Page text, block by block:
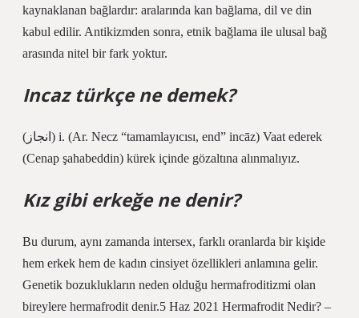
kaynaklanan bağlardır: aralarında kan bağlama, dil ve din
kabul edilir. Antikizmden sonra, etnik bağlama ile ulusal bağ
arasında nitel bir fark yoktur.
Incaz türkçe ne demek?
(ﺍﻧﺠﺎﺯ) i. (Ar. Necz “tamamlayıcısı, end” incāz) Vaat ederek
(Cenap şahabeddin) kürek içinde gözaltına alınmalıyız.
Kız gibi erkeğe ne denir?
Bu durum, aynı zamanda intersex, farklı oranlarda bir kişide
hem erkek hem de kadın cinsiyet özellikleri anlamına gelir.
Genetik bozuklukların neden olduğu hermafroditizmi olan
bireylere hermafrodit denir.5 Haz 2021 Hermafrodit Nedir? –